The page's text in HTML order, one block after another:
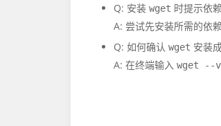
Q: 安装 wget 时提示依
A: 尝试先安装所需的依
Q: 如何确认 wget 安装
A: 在终端输入 wget --